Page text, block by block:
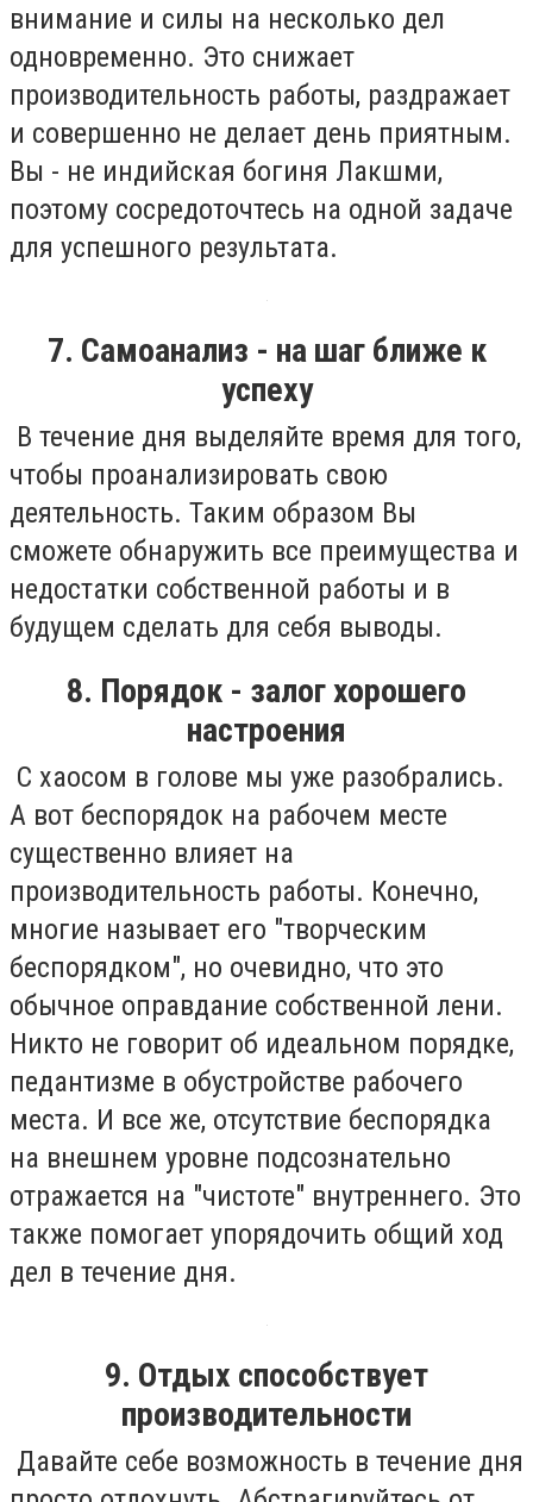
внимание и силы на несколько дел
одновременно. Это снижает
производительность работы, раздражает
и совершенно не делает день приятным.
Вы - не индийская богиня Лакшми,
поэтому сосредоточтесь на одной задаче
для успешного результата.
7. Самоанализ - на шаг ближе к
успеху
В течение дня выделяйте время для того,
чтобы проанализировать свою
деятельность. Таким образом Вы
сможете обнаружить все преимущества и
недостатки собственной работы и в
будущем сделать для себя выводы.
8. Порядок - залог хорошего
настроения
С хаосом в голове мы уже разобрались.
А вот беспорядок на рабочем месте
существенно влияет на
производительность работы. Конечно,
многие называет его "творческим
беспорядком", но очевидно, что это
обычное оправдание собственной лени.
Никто не говорит об идеальном порядке,
педантизме в обустройстве рабочего
места. И все же, отсутствие беспорядка
на внешнем уровне подсознательно
отражается на "чистоте" внутреннего. Это
также помогает упорядочить общий ход
дел в течение дня.
9. Отдых способствует
производительности
Давайте себе возможность в течение дня